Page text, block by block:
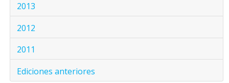
2013
2012
2011
Ediciones anteriores